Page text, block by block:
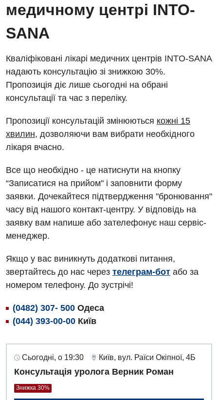
Програма лояльності
Відгуки
Відео
Діагностика
Ендоскопічне відділення
Інструментальна діагностика
Комп’ютерна томографія
Магнітно-резонансна томографія
Мамографія
Рентгенографія
УЗД
Для дорослих
Алергологія, імунологія
Андрологія
Безоплатні послуги
Вакцинація
Відділення інтенсивної терапії
Відділення кардіосудинної патології та неврології
Відділення невідкладних станів
Відділ госпіталізації
Відділення кардіосудинної патології та неврології
Відділення невідкладних станів
Відділення інтенсивної терапії
Денний стаціонар
Діагностичне відділення
Ендоскопічне відділення
Онкологічне відділлення
Офтальмологічне відділення
Педіатричне відділення
Травматологічне відділення
Урологічне відділення
Хірургічне відділення
Швидка медична допомога
Декларування
Національний скринінг здоров’я 40+
Українська
Російська
медичному центрі INTO-
SANA
Кваліфіковані лікарі медичних центрів INTO-SANA
надають консультацію зі знижкою 30%.
Пропозиція діє лише сьогодні на обрані
консультації та час з переліку.
Пропозиції консультацій змінюються кожні 15
хвилин, дозволяючи вам вибрати необхідного
лікаря вчасно.
Все що необхідно - це натиснути на кнопку
“Записатися на прийом" і заповнити форму
заявки. Дочекайтеся підтвердження "бронювання"
часу від нашого контакт-центру. У відповідь на
заявку вам напише або зателефонує наш сервіс-
менеджер.
Якщо у вас виникнуть додаткові питання,
звертайтесь до нас через телеграм-бот або за
номером телефону. До зустрічі!
(0482) 307- 500 Одеса
(044) 393-00-00 Київ
Сьогодні, о 19:30 Київ, вул. Раїси Окіпної, 4Б
Консультація уролога Верник Роман
Знижка 30%